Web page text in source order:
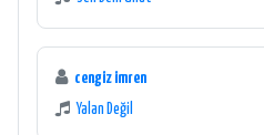
cengiz imren
Yalan Değil